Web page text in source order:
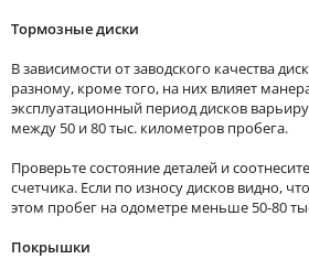
Тормозные диски
В зависимости от заводского качества
разному, кроме того, на них влияет
эксплуатационный период дисков
между 50 и 80 тыс. километров пробега.
Проверьте состояние деталей и
счетчика. Если по износу дисков видно,
этом пробег на одометре меньше 50-80
Покрышки